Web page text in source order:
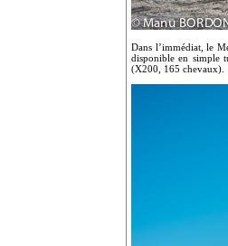
Dans l’immédiat, le
disponible en simple
(X200, 165 chevaux).